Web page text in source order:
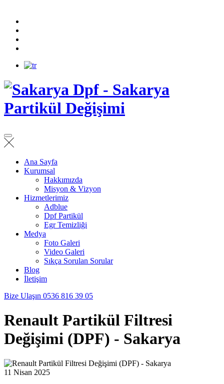
Ana Sayfa
Kurumsal
Hakkımızda
Misyon & Vizyon
Hizmetlerimiz
Adblue
Dpf Partikül
Egr Temizliği
Medya
Foto Galeri
Video Galeri
Sıkça Sorulan Sorular
Blog
İletişim
Bize Ulaşın 0536 816 39 05
Renault Partikül Filtresi
Değişimi (DPF) - Sakarya
11 Nisan 2025